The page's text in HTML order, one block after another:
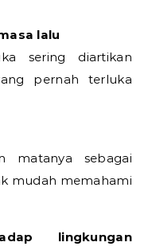
lalu
sering diartikan
pernah terluka
matanya sebagai
mudah memahami
lingkungan